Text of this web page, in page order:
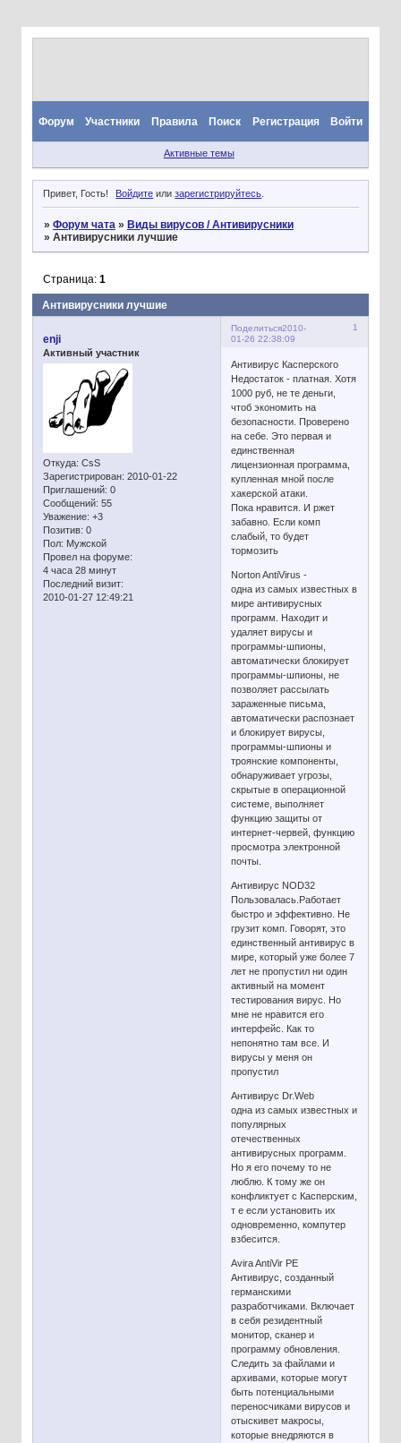
Форум Участники Правила Поиск Регистрация Войти
Активные темы
Привет, Гость! Войдите илизарегистрируйтесь.
» Форум чата » Виды вирусов / Антивирусники
» Антивирусники лучшие
Антивирусники лучшие
Страница: 1
Поделиться 1
2010-
01-26 22:38:09
enji
Активный участник
Откуда: CsS
Зарегистрирован: 2010-01-22
Приглашений: 0
Сообщений: 55
Уважение: +3
Позитив: 0
Пол: Мужской
Провел на форуме:
4 часа 28 минут
Последний визит:
2010-01-27 12:49:21
Антивирус Касперского
Недостаток - платная. Хотя
1000 руб, не те деньги,
чтоб экономить на
безопасности. Проверено
на себе. Это первая и
единственная
лицензионная программа,
купленная мной после
хакерской атаки.
Пока нравится. И ржет
забавно. Если комп
слабый, то будет
тормозить
Norton AntiVirus -
одна из самых известных в
мире антивирусных
программ. Находит и
удаляет вирусы и
программы-шпионы,
автоматически блокирует
программы-шпионы, не
позволяет рассылать
зараженные письма,
автоматически распознает
и блокирует вирусы,
программы-шпионы и
троянские компоненты,
обнаруживает угрозы,
скрытые в операционной
системе, выполняет
функцию защиты от
интернет-червей, функцию
просмотра электронной
почты.
Антивирус NOD32
Пользовалась.Работает
быстро и эффективно. Не
грузит комп. Говорят, это
единственный антивирус в
мире, который уже более 7
лет не пропустил ни один
активный на момент
тестирования вирус. Но
мне не нравится его
интерфейс. Как то
непонятно там все. И
вирусы у меня он
пропустил
Антивирус Dr.Web
одна из самых известных и
популярных
отечественных
антивирусных программ.
Но я его почему то не
люблю. К тому же он
конфликтует с Касперским,
т е если установить их
одновременно, компутер
взбесится.
Avira AntiVir PE
Антивирус, созданный
германскими
разработчиками. Включает
в себя резидентный
монитор, сканер и
программу обновления.
Следить за файлами и
архивами, которые могут
быть потенциальными
переносчиками вирусов и
отыскивет макросы,
которые внедряются в